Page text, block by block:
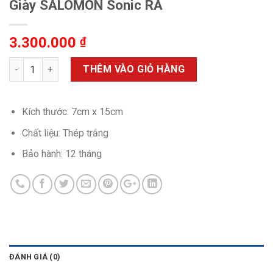
Giày SALOMON Sonic RA
3.300.000 ₫
Giày SALOMON Sonic RA số lượng
THÊM VÀO GIỎ HÀNG
Kích thước: 7cm x 15cm
Chất liệu: Thép trắng
Bảo hành: 12 tháng
ĐÁNH GIÁ (0)